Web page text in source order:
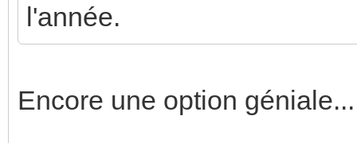
l'année.
Encore une option géniale...